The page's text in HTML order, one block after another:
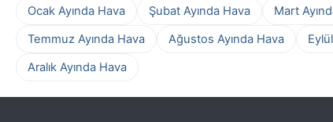
Ocak Ayında Hava Şubat Ayında Hava Mart
Temmuz Ayında Hava
Ağustos Ayında Hava
Aralık Ayında Hava